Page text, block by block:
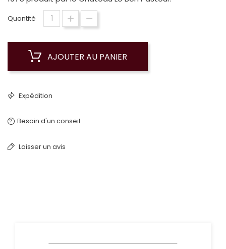
Quantité
AJOUTER AU PANIER
Expédition
Besoin d'un conseil
Laisser un avis